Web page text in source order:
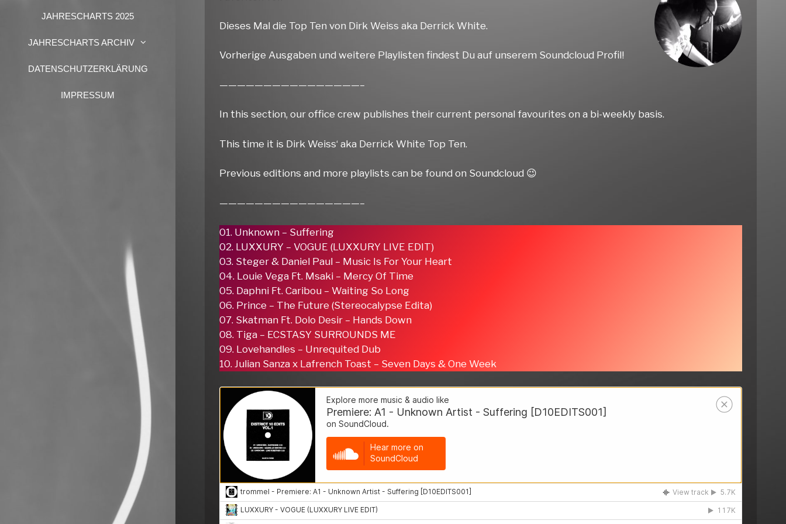
JAHRESCHARTS 2025
JAHRESCHARTS ARCHIV
DATENSCHUTZERKLÄRUNG
IMPRESSUM
Dieses Mal die Top Ten von Dirk Weiss aka Derrick White.
Vorherige Ausgaben und weitere Playlisten findest Du auf unserem Soundcloud Profil!
————————————————–
In this section, our office crew publishes their current personal favourites on a bi-weekly basis.
This time it is Dirk Weiss‘ aka Derrick White Top Ten.
Previous editions and more playlists can be found on Soundcloud 😉
————————————————–
01. Unknown – Suffering
02. LUXXURY – VOGUE (LUXXURY LIVE EDIT)
03. Steger & Daniel Paul – Music Is For Your Heart
04. Louie Vega Ft. Msaki – Mercy Of Time
05. Daphni Ft. Caribou – Waiting So Long
06. Prince – The Future (Stereocalypse Edita)
07. Skatman Ft. Dolo Desir – Hands Down
08. Tiga – ECSTASY SURROUNDS ME
09. Lovehandles – Unrequited Dub
10. Julian Sanza x Lafrench Toast – Seven Days & One Week